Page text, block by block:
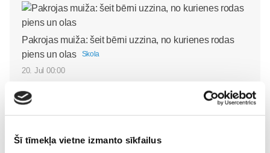
Šī tīmekļa vietne izmanto sīkfailus
Pakrojas muiža: šeit bērni uzzina, no kurienes rodas
piens un olas
Skola
20. Jul 00:00
Izglītība ārpus ierastajiem